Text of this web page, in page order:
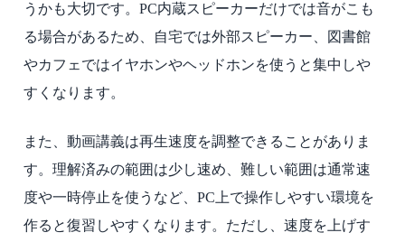
うかも大切です。PC内蔵スピーカーだけでは音がこも
る場合があるため、自宅では外部スピーカー、図書館
やカフェではイヤホンやヘッドホンを使うと集中しや
すくなります。
また、動画講義は再生速度を調整できることがありま
す。理解済みの範囲は少し速め、難しい範囲は通常速
度や一時停止を使うなど、PC上で操作しやすい環境を
作ると復習しやすくなります。ただし、速度を上げす